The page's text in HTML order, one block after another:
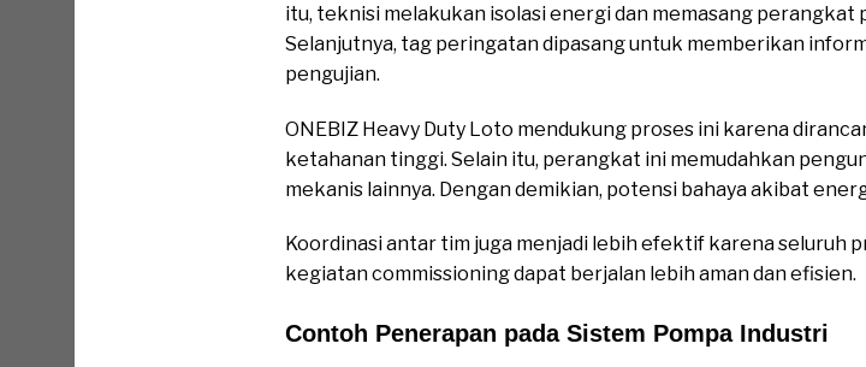
itu, teknisi melakukan isolasi energi dan memasang
Selanjutnya, tag peringatan dipasang untuk memberikan
pengujian.
ONEBIZ Heavy Duty Loto mendukung proses ini karena
ketahanan tinggi. Selain itu, perangkat ini memudahkan
mekanis lainnya. Dengan demikian, potensi bahaya akibat
Koordinasi antar tim juga menjadi lebih efektif karena seluruh
kegiatan commissioning dapat berjalan lebih aman dan efisien.
Contoh Penerapan pada Sistem Pompa Industri